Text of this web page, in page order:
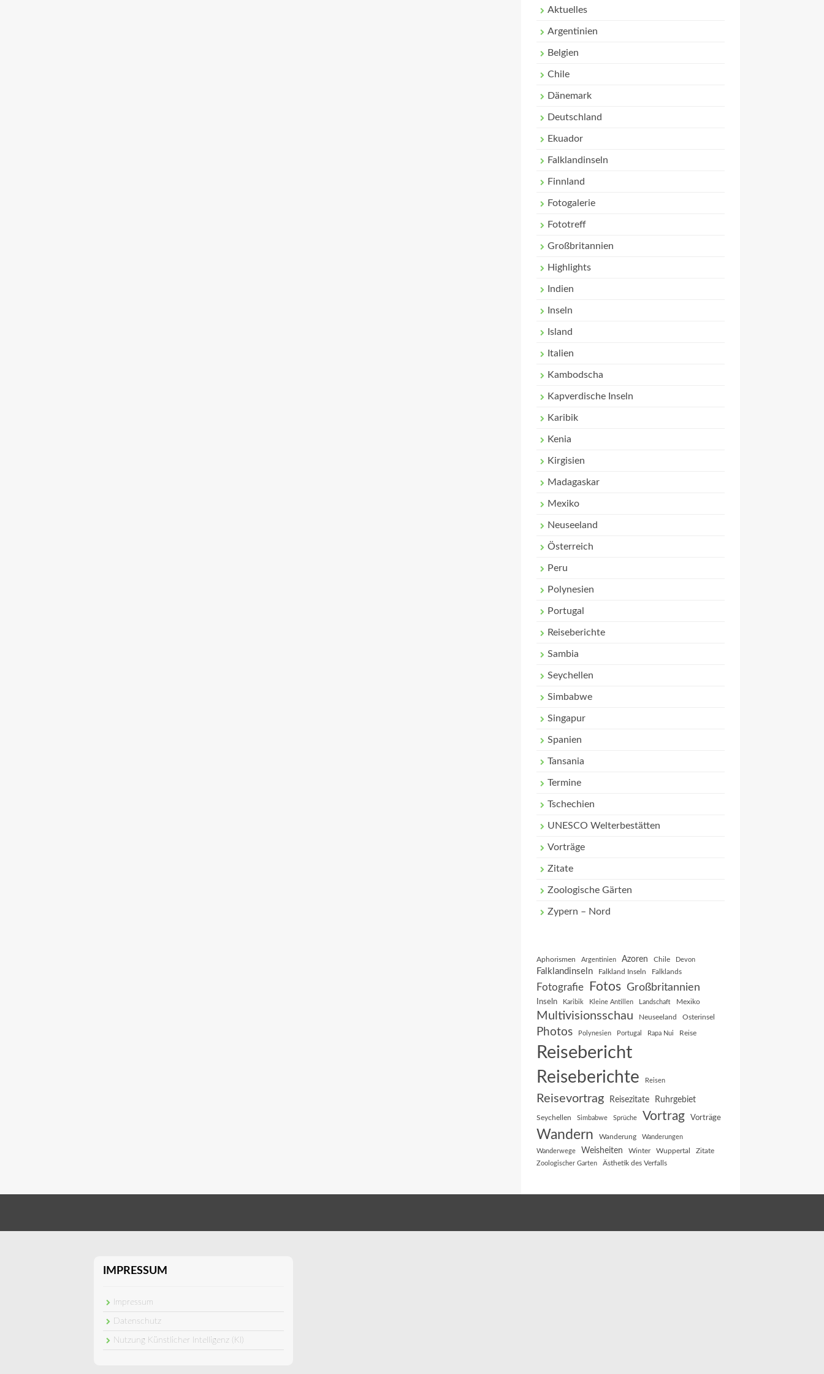
Aktuelles
Argentinien
Belgien
Chile
Dänemark
Deutschland
Ekuador
Falklandinseln
Finnland
Fotogalerie
Fototreff
Großbritannien
Highlights
Indien
Inseln
Island
Italien
Kambodscha
Kapverdische Inseln
Karibik
Kenia
Kirgisien
Madagaskar
Mexiko
Neuseeland
Österreich
Peru
Polynesien
Portugal
Reiseberichte
Sambia
Seychellen
Simbabwe
Singapur
Spanien
Tansania
Termine
Tschechien
UNESCO Welterbestätten
Vorträge
Zitate
Zoologische Gärten
Zypern – Nord
Aphorismen Argentinien Azoren Chile Devon
Falklandinseln Falkland Inseln Falklands
Fotografie Fotos Großbritannien
Inseln Karibik Kleine Antillen Landschaft Mexiko
Multivisionsschau Neuseeland Osterinsel
Photos Polynesien Portugal Rapa Nui Reise
Reisebericht
Reiseberichte Reisen
Reisevortrag Reisezitate Ruhrgebiet
Seychellen Simbabwe Sprüche Vortrag Vorträge
Wandern Wanderung Wanderungen
Wanderwege Weisheiten Winter Wuppertal Zitate
Zoologischer Garten Ästhetik des Verfalls
IMPRESSUM
Impressum
Datenschutz
Nutzung Künstlicher Intelligenz (KI)